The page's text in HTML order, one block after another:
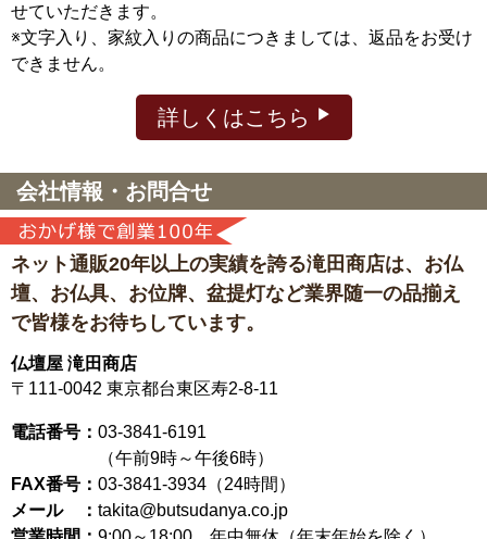
せていただきます。
※文字入り、家紋入りの商品につきましては、返品をお受け
できません。
詳しくはこちら
会社情報・お問合せ
ネット通販20年以上の実績を誇る滝田商店は、 お仏
壇、お仏具、お位牌、盆提灯など業界随一の品揃え
で皆様をお待ちしています。
仏壇屋 滝田商店
〒111-0042 東京都台東区寿2-8-11
電話番号： 03-3841-6191
（午前9時～午後6時）
FAX番号： 03-3841-3934（24時間）
メール ： takita@butsudanya.co.jp